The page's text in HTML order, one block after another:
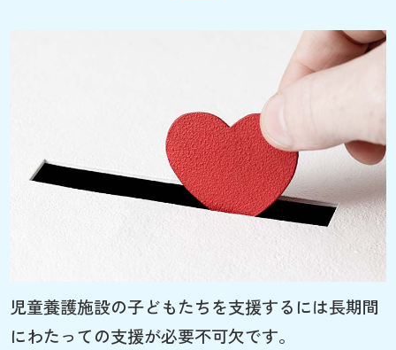
児童養護施設の子どもたちを支援するには長期間
にわたっての支援が必要不可欠です。